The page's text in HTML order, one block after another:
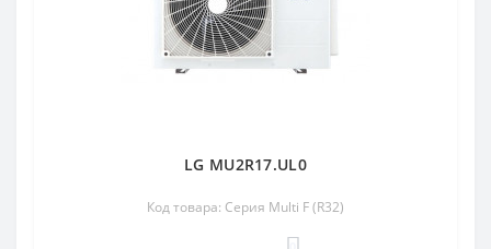
LG MU2R17.UL0
Код товара: Серия Multi F (R32)